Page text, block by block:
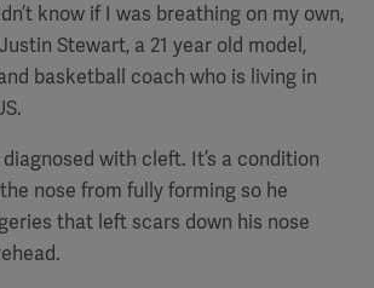
know if I was breathing on my own,
Stewart, a 21 year old model,
basketball coach who is living in
with cleft. It’s a condition
nose from fully forming so he
that left scars down his nose